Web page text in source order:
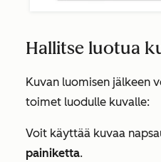
Hallitse luotua
Kuvan luomisen jälkeen
toimet luodulle kuvalle:
Voit käyttää kuvaa
painiketta.